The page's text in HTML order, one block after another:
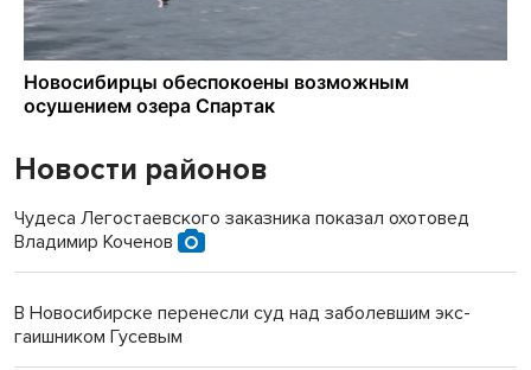
Новости районов
Чудеса Легостаевского заказника показал охотовед
Владимир Коченов
В Новосибирске перенесли суд над заболевшим экс-
гаишником Гусевым